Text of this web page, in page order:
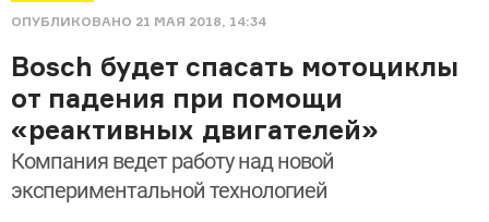
ОПУБЛИКОВАНО 21 МАЯ 2018, 14:34
Bosch будет спасать мотоциклы
от падения при помощи
«реактивных двигателей»
Компания ведет работу над новой
экспериментальной технологией